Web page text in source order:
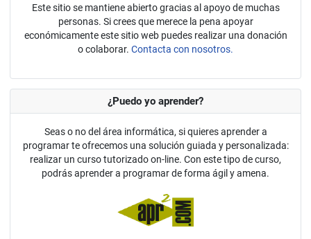
Este sitio se mantiene abierto gracias al apoyo de muchas
personas. Si crees que merece la pena apoyar
económicamente este sitio web puedes realizar una donación
o colaborar. Contacta con nosotros.
¿Puedo yo aprender?
Seas o no del área informática, si quieres aprender a
programar te ofrecemos una solución guiada y personalizada:
realizar un curso tutorizado on-line. Con este tipo de curso,
podrás aprender a programar de forma ágil y amena.